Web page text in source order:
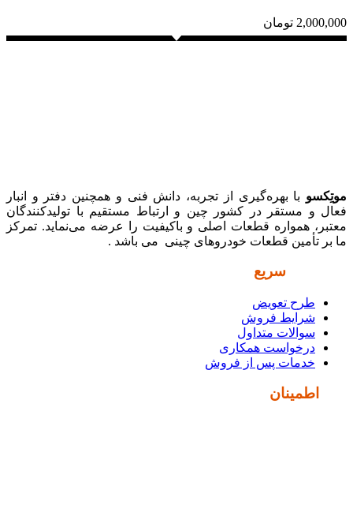
2,000,000 تومان
موتِکسو با بهره‌گیری از تجربه، دانش فنی و همچنین دفتر و انبار
فعال و مستقر در کشور چین و ارتباط مستقیم با تولیدکنندگان
معتبر، همواره قطعات اصلی و باکیفیت را عرضه می‌نماید. تمرکز
ما بر تأمین قطعات خودروهای چینی می باشد .
سریع
طرح تعویض
شرایط فروش
سوالات متداول
درخواست همکاری
خدمات پس از فروش
اطمینان